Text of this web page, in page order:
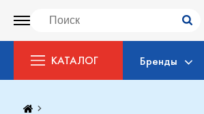
КАТАЛОГ Бренды